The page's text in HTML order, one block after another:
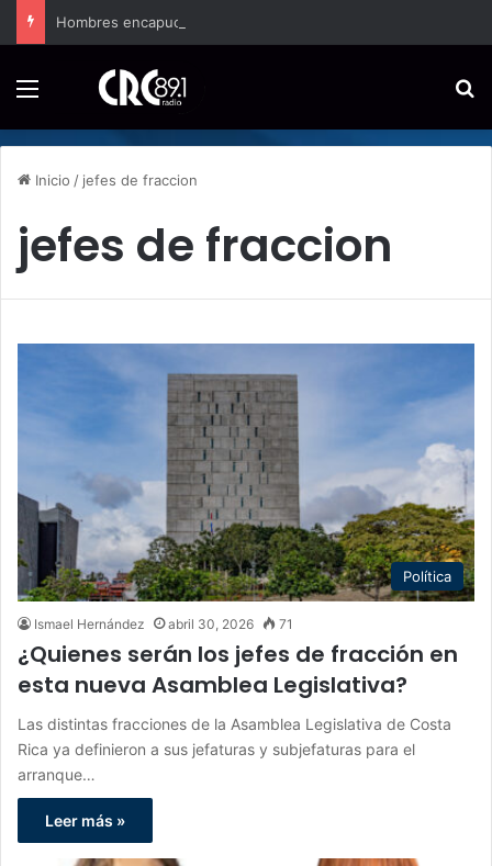
Inicio / jefes de fraccion
jefes de fraccion
Política
Ismael Hernández abril 30, 2026 71
¿Quienes serán los jefes de fracción en
esta nueva Asamblea Legislativa?
Las distintas fracciones de la Asamblea Legislativa de Costa
Rica ya definieron a sus jefaturas y subjefaturas para el
arranque…
Leer más »